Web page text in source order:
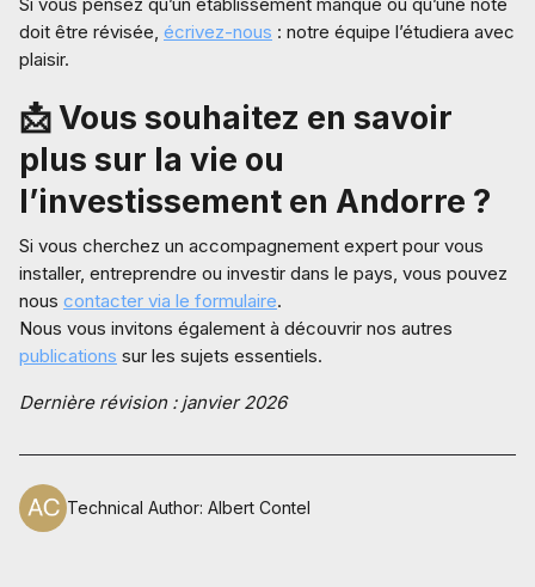
doit être révisée, écrivez-nous : notre équipe l’étudiera avec
plaisir.
📩 Vous souhaitez en savoir
plus sur la vie ou
l’investissement en Andorre ?
Si vous cherchez un accompagnement expert pour vous
installer, entreprendre ou investir dans le pays, vous pouvez
nous contacter via le formulaire.
Nous vous invitons également à découvrir nos autres
publications sur les sujets essentiels.
Dernière révision : janvier 2026
Technical Author: Albert Contel